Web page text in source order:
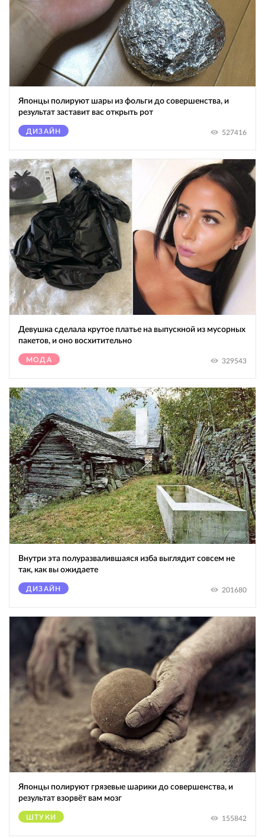
Японцы полируют шары из фольги до совершенства, и
результат заставит вас открыть рот
ДИЗАЙН 527416
Девушка сделала крутое платье на выпускной из мусорных
пакетов, и оно восхитительно
МОДА 329543
Внутри эта полуразвалившаяся изба выглядит совсем не
так, как вы ожидаете
ДИЗАЙН 201680
Японцы полируют грязевые шарики до совершенства, и
результат взорвёт вам мозг
ШТУКИ 155842